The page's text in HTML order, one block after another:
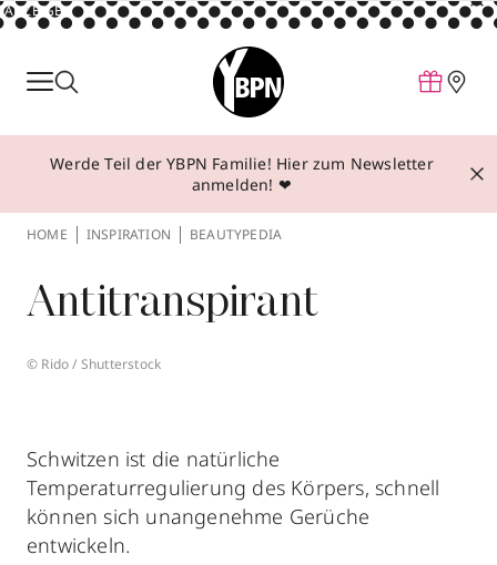
ANZEIGE
Parfum
Make-up
Behandlungen
Über YBPN
Aktionen
Werde Teil der YBPN Familie! Hier zum Newsletter
anmelden! ❤
HOME INSPIRATION BEAUTYPEDIA
Antitranspirant
© Rido / Shutterstock
Schwitzen ist die natürliche
Temperaturregulierung des Körpers, schnell
können sich unangenehme Gerüche
entwickeln.